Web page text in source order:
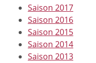
Saison 2017
Saison 2016
Saison 2015
Saison 2014
Saison 2013